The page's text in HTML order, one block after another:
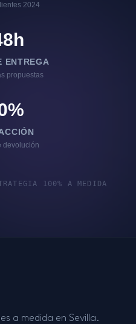
2024
ENTREGA
propuestas
devolución
100% A MEDIDA
a medida en Sevilla.